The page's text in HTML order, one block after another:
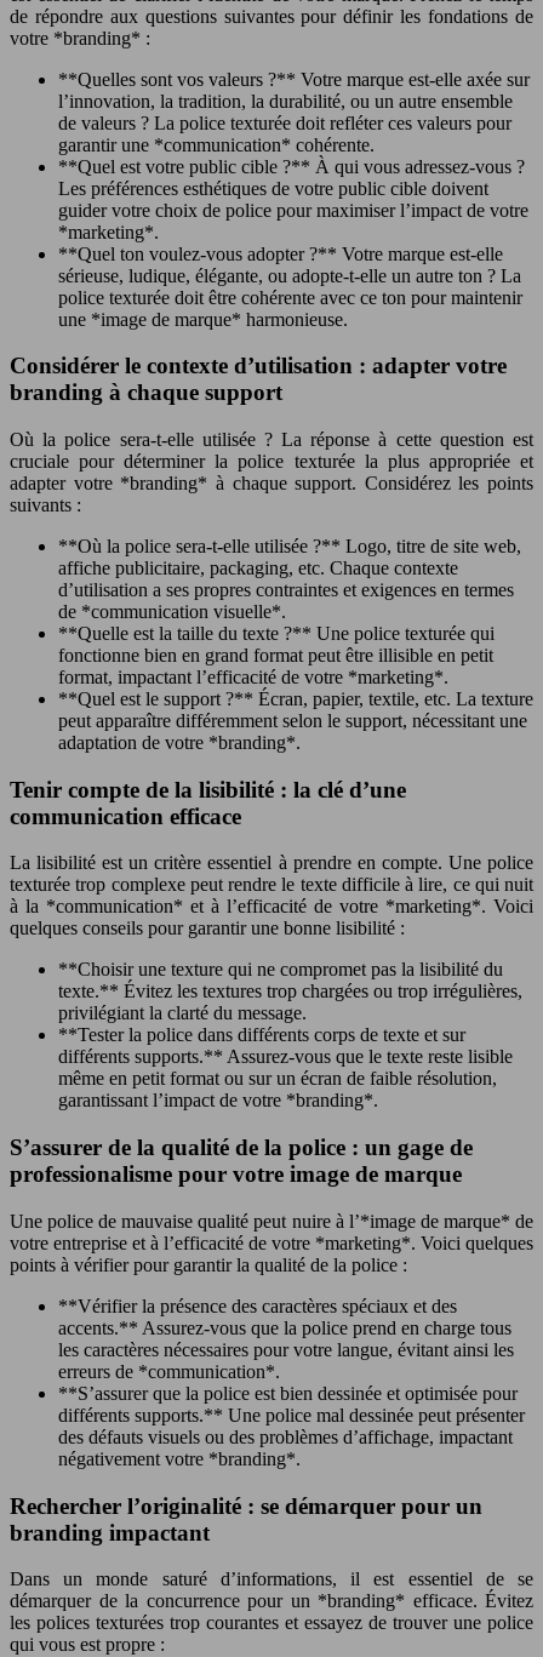
de répondre aux questions suivantes pour définir les fondations de
votre *branding* :
**Quelles sont vos valeurs ?** Votre marque est-elle axée sur
l’innovation, la tradition, la durabilité, ou un autre ensemble
de valeurs ? La police texturée doit refléter ces valeurs pour
garantir une *communication* cohérente.
**Quel est votre public cible ?** À qui vous adressez-vous ?
Les préférences esthétiques de votre public cible doivent
guider votre choix de police pour maximiser l’impact de votre
*marketing*.
**Quel ton voulez-vous adopter ?** Votre marque est-elle
sérieuse, ludique, élégante, ou adopte-t-elle un autre ton ? La
police texturée doit être cohérente avec ce ton pour maintenir
une *image de marque* harmonieuse.
Considérer le contexte d’utilisation : adapter votre
branding à chaque support
Où la police sera-t-elle utilisée ? La réponse à cette question est
cruciale pour déterminer la police texturée la plus appropriée et
adapter votre *branding* à chaque support. Considérez les points
suivants :
**Où la police sera-t-elle utilisée ?** Logo, titre de site web,
affiche publicitaire, packaging, etc. Chaque contexte
d’utilisation a ses propres contraintes et exigences en termes
de *communication visuelle*.
**Quelle est la taille du texte ?** Une police texturée qui
fonctionne bien en grand format peut être illisible en petit
format, impactant l’efficacité de votre *marketing*.
**Quel est le support ?** Écran, papier, textile, etc. La texture
peut apparaître différemment selon le support, nécessitant une
adaptation de votre *branding*.
Tenir compte de la lisibilité : la clé d’une
communication efficace
La lisibilité est un critère essentiel à prendre en compte. Une police
texturée trop complexe peut rendre le texte difficile à lire, ce qui nuit
à la *communication* et à l’efficacité de votre *marketing*. Voici
quelques conseils pour garantir une bonne lisibilité :
**Choisir une texture qui ne compromet pas la lisibilité du
texte.** Évitez les textures trop chargées ou trop irrégulières,
privilégiant la clarté du message.
**Tester la police dans différents corps de texte et sur
différents supports.** Assurez-vous que le texte reste lisible
même en petit format ou sur un écran de faible résolution,
garantissant l’impact de votre *branding*.
S’assurer de la qualité de la police : un gage de
professionalisme pour votre image de marque
Une police de mauvaise qualité peut nuire à l’*image de marque* de
votre entreprise et à l’efficacité de votre *marketing*. Voici quelques
points à vérifier pour garantir la qualité de la police :
**Vérifier la présence des caractères spéciaux et des
accents.** Assurez-vous que la police prend en charge tous
les caractères nécessaires pour votre langue, évitant ainsi les
erreurs de *communication*.
**S’assurer que la police est bien dessinée et optimisée pour
différents supports.** Une police mal dessinée peut présenter
des défauts visuels ou des problèmes d’affichage, impactant
négativement votre *branding*.
Rechercher l’originalité : se démarquer pour un
branding impactant
Dans un monde saturé d’informations, il est essentiel de se
démarquer de la concurrence pour un *branding* efficace. Évitez
les polices texturées trop courantes et essayez de trouver une police
qui vous est propre :